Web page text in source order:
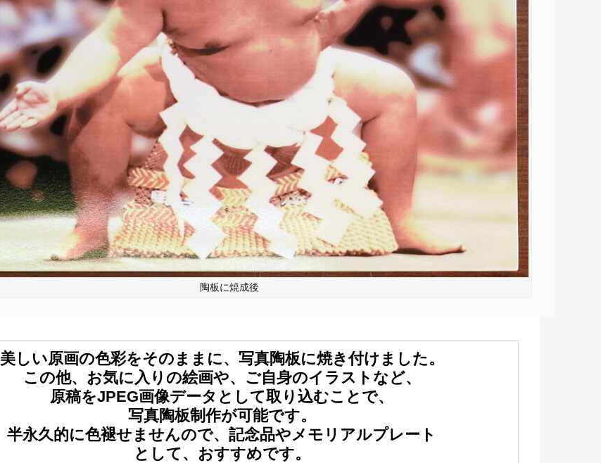
陶板に焼成後
美しい原画の色彩をそのままに、写真陶板に焼き付けました。
この他、お気に入りの絵画や、ご自身のイラストなど、
原稿をJPEG画像データとして取り込むことで、
写真陶板制作が可能です。
半永久的に色褪せませんので、記念品やメモリアルプレート
として、おすすめです。